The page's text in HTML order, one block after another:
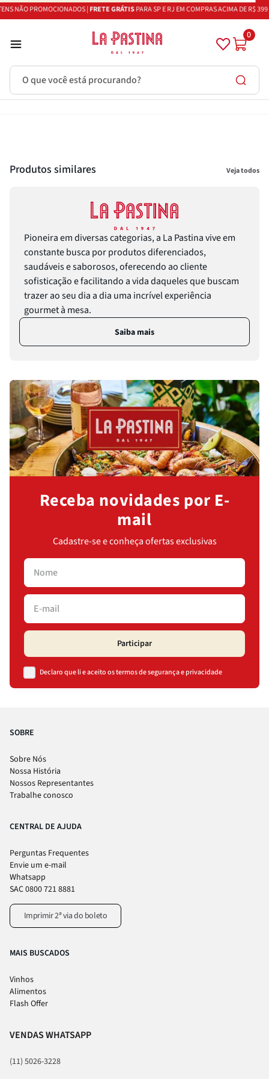
NÃO PROMOCIONADOS |FRETE GRÁTISPARA SP E RJ EM COMPRAS ACIMA DE R$ 399
0
O que você está procurando?
3º Adobe
6º Bruschetta
7º Alcachofra
8º Passata
9º Molho
10ºTrufa
Produtos similares Veja todos
Pioneira em diversas categorias, a La Pastina vive em
constante busca por produtos diferenciados,
saudáveis e saborosos, oferecendo ao cliente
sofisticação e facilitando a vida daqueles que buscam
trazer ao seu dia a dia uma incrível experiência
gourmet à mesa.
Saiba mais
Receba novidades por E-
mail
Cadastre-se e conheça ofertas exclusivas
Participar
Declaro que li e aceito os termos de segurança e privacidade
SOBRE
Sobre Nós
Nossa História
Nossos Representantes
Trabalhe conosco
CENTRAL DE AJUDA
Perguntas Frequentes
Envie um e-mail
Whatsapp
SAC 0800 721 8881
Imprimir 2ª via do boleto
MAIS BUSCADOS
Vinhos
Alimentos
Flash Offer
VENDAS WHATSAPP
(11) 5026-3228